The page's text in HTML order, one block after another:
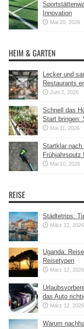
Innovation
Mai 20, 2026
HEIM & GARTEN
Lecker und
Restaurants
Juni 2, 2026
Schnell das
Start bringen:
Mai 11, 2026
Startklar nach
Frühjahrsputz
Mai 10, 2026
REISE
Städtetrips:
März 12, 2026
Uganda:
Reisetypen
März 12, 2026
das Auto
März 12, 2026
Warum